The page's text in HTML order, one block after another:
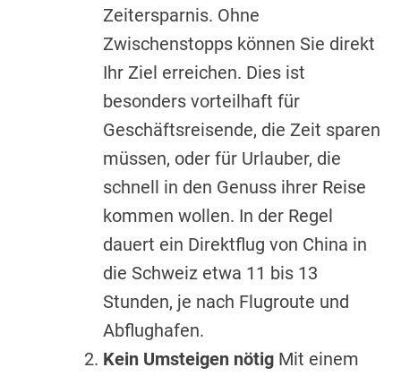
Zeitersparnis. Ohne
Zwischenstopps können Sie direkt
Ihr Ziel erreichen. Dies ist
besonders vorteilhaft für
Geschäftsreisende, die Zeit sparen
müssen, oder für Urlauber, die
schnell in den Genuss ihrer Reise
kommen wollen. In der Regel
dauert ein Direktflug von China in
die Schweiz etwa 11 bis 13
Stunden, je nach Flugroute und
Abflughafen.
Kein Umsteigen nötig Mit einem